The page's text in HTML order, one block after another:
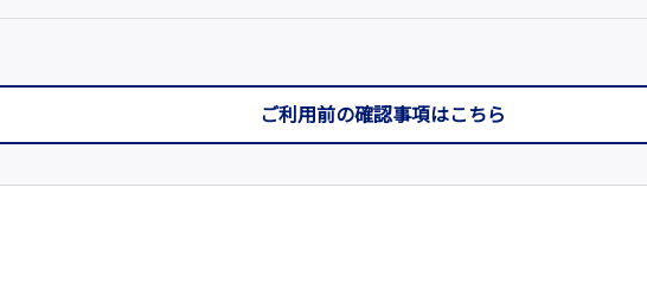
ご利用前の確認事項はこちら